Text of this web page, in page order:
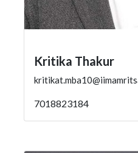
Kritika Thakur
7018823184